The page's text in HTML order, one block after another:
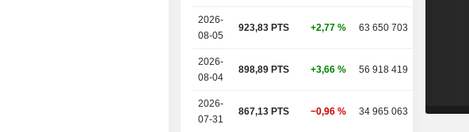
2026-
08-05
923,83 PTS +2,77 % 63 650 703
2026-
08-04
898,89 PTS +3,66 % 56 918 419
2026-
07-31
867,13 PTS −0,96 % 34 965 063